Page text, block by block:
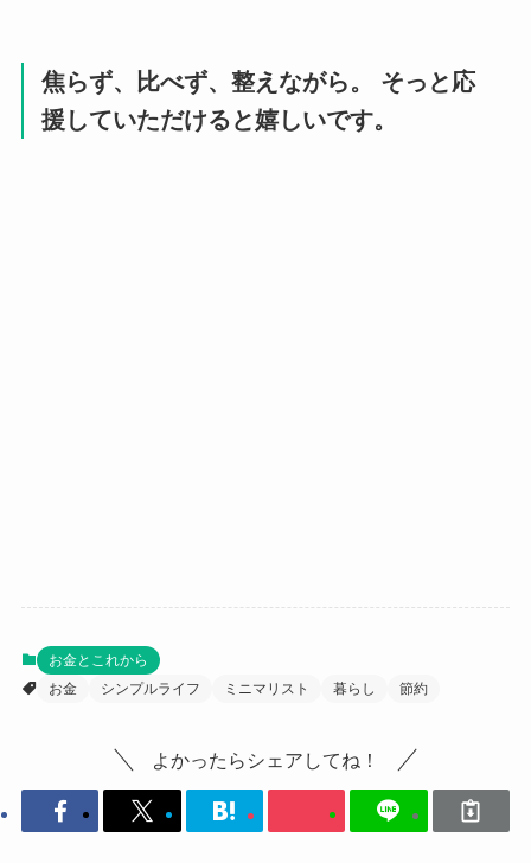
焦らず、比べず、整えながら。 そっと応
援していただけると嬉しいです。
お金とこれから
お金
シンプルライフ ミニマリスト 暮らし 節約
よかったらシェアしてね！